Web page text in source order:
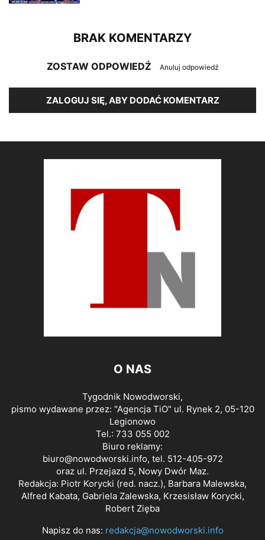
BRAK KOMENTARZY
ZOSTAW ODPOWIEDŹ Anuluj odpowiedź
ZALOGUJ SIĘ, ABY DODAĆ KOMENTARZ
O NAS
Tygodnik Nowodworski,
pismo wydawane przez: "Agencja TiO" ul. Rynek 2, 05-120
Legionowo
Tel.: 733 055 002
Biuro reklamy:
biuro@nowodworski.info, tel. 512-405-972
oraz ul. Przejazd 5, Nowy Dwór Maz.
Redakcja: Piotr Korycki (red. nacz.), Barbara Malewska,
Alfred Kabata, Gabriela Zalewska, Krzesisław Korycki,
Robert Zięba
Napisz do nas: redakcja@nowodworski.info